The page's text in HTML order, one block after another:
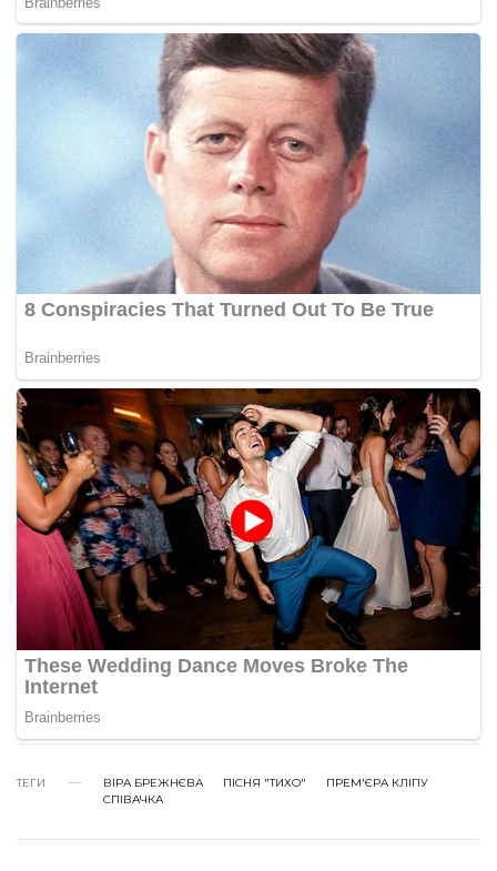
ТЕГИ ВІРА БРЕЖНЄВА ПІСНЯ "ТИХО"
ПРЕМ'ЄРА КЛІПУ
СПІВАЧКА